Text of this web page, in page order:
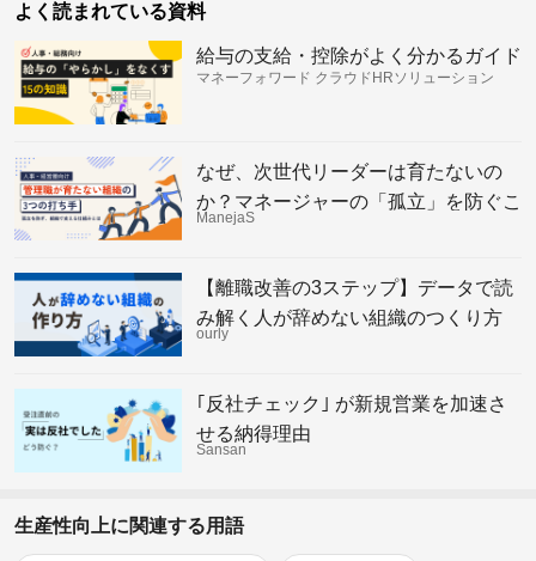
よく読まれている資料
給与の支給・控除がよく分かるガイド
マネーフォワード クラウドHRソリューション
なぜ、次世代リーダーは育たないの
か？マネージャーの「孤立」を防ぐこ
れからの組織の仕組み
ManejaS
【離職改善の3ステップ】データで読
み解く人が辞めない組織のつくり方
ourly
｢反社チェック｣ が新規営業を加速さ
せる納得理由
Sansan
生産性向上に関連する用語